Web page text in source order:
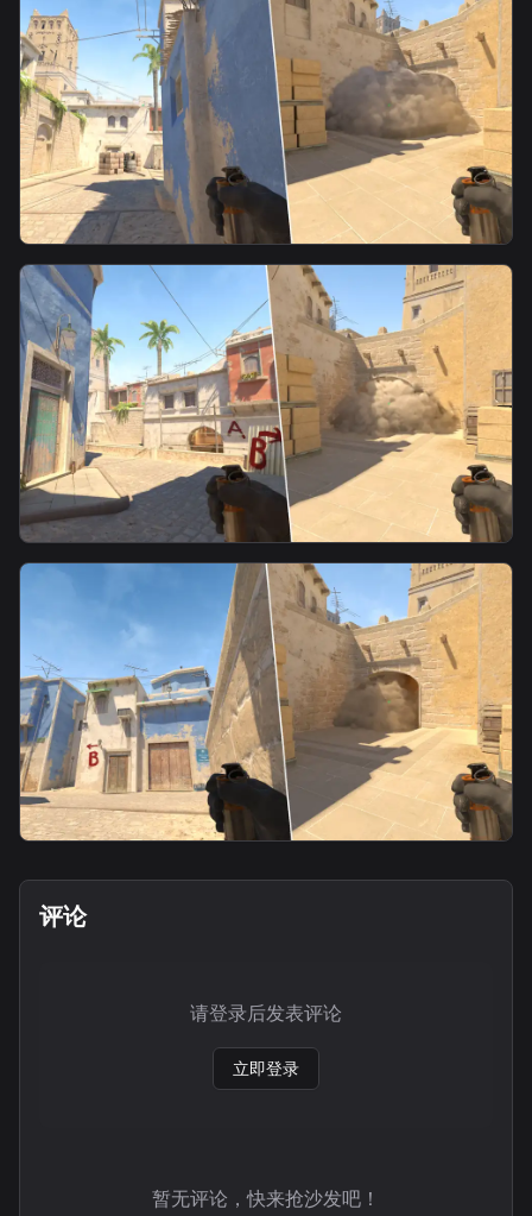
匪斜坡烟3
smoke
匪斜坡烟5
匪斜坡烟6
匪斜坡烟4
评论
请登录后发表评论
立即登录
暂无评论，快来抢沙发吧！